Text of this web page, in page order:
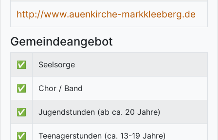
http://www.auenkirche-markkleeberg.de
Gemeindeangebot
✅ Seelsorge
✅ Chor / Band
✅ Jugendstunden (ab ca. 20 Jahre)
✅ Teenagerstunden (ca. 13-19 Jahre)